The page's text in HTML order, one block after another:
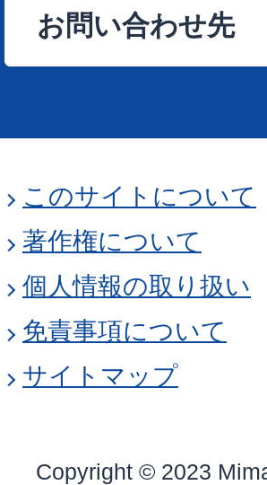
お問い合わせ先
このサイトについて
著作権について
個人情報の取り扱い
免責事項について
サイトマップ
Copyright © 2023